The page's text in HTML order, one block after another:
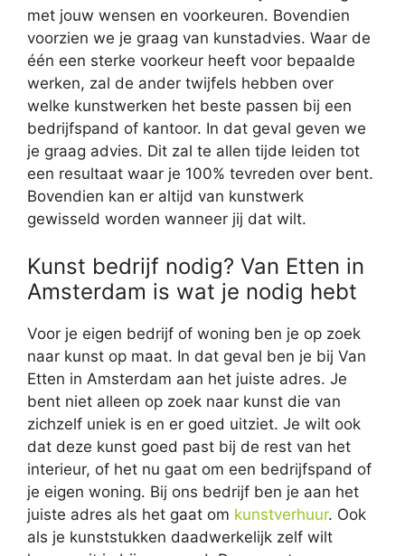
met jouw wensen en voorkeuren. Bovendien
voorzien we je graag van kunstadvies. Waar de
één een sterke voorkeur heeft voor bepaalde
werken, zal de ander twijfels hebben over
welke kunstwerken het beste passen bij een
bedrijfspand of kantoor. In dat geval geven we
je graag advies. Dit zal te allen tijde leiden tot
een resultaat waar je 100% tevreden over bent.
Bovendien kan er altijd van kunstwerk
gewisseld worden wanneer jij dat wilt.
Kunst bedrijf nodig? Van Etten in
Amsterdam is wat je nodig hebt
Voor je eigen bedrijf of woning ben je op zoek
naar kunst op maat. In dat geval ben je bij Van
Etten in Amsterdam aan het juiste adres. Je
bent niet alleen op zoek naar kunst die van
zichzelf uniek is en er goed uitziet. Je wilt ook
dat deze kunst goed past bij de rest van het
interieur, of het nu gaat om een bedrijfspand of
je eigen woning. Bij ons bedrijf ben je aan het
juiste adres als het gaat om kunstverhuur. Ook
als je kunststukken daadwerkelijk zelf wilt